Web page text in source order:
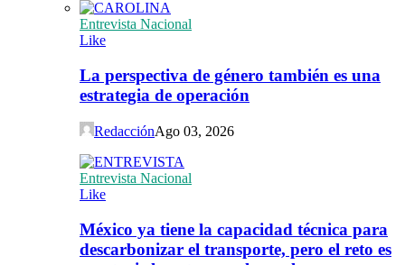
Entrevista Nacional
Like
La perspectiva de género también es una
estrategia de operación
RedacciónAgo 03, 2026
Entrevista Nacional
Like
México ya tiene la capacidad técnica para
descarbonizar el transporte, pero el reto es